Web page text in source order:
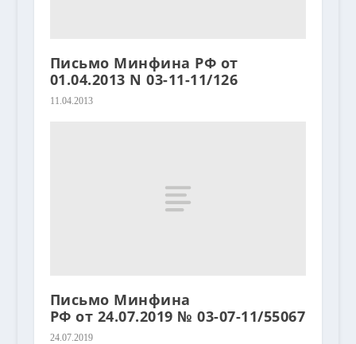
Письмо Минфина РФ от
01.04.2013 N 03-11-11/126
11.04.2013
Письмо Минфина
РФ от 24.07.2019 № 03-07-11/55067
24.07.2019